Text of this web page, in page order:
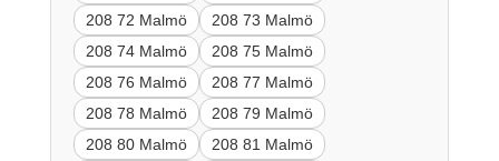
208 72 Malmö
208 73 Malmö
208 74 Malmö
208 75 Malmö
208 76 Malmö
208 77 Malmö
208 78 Malmö
208 79 Malmö
208 80 Malmö
208 81 Malmö